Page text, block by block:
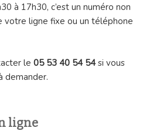
à 17h30, c’est un numéro non
votre ligne fixe ou un téléphone
le 05 53 40 54 54si vous
demander.
ligne